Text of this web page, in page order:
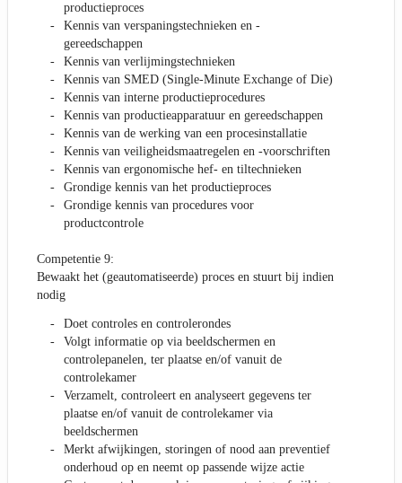
productieproces
Kennis van verspaningstechnieken en -
gereedschappen
Kennis van verlijmingstechnieken
Kennis van SMED (Single-Minute Exchange of Die)
Kennis van interne productieprocedures
Kennis van productieapparatuur en gereedschappen
Kennis van de werking van een procesinstallatie
Kennis van veiligheidsmaatregelen en -voorschriften
Kennis van ergonomische hef- en tiltechnieken
Grondige kennis van het productieproces
Grondige kennis van procedures voor
productcontrole
Competentie 9:
Bewaakt het (geautomatiseerde) proces en stuurt bij indien
nodig
Doet controles en controlerondes
Volgt informatie op via beeldschermen en
controlepanelen, ter plaatse en/of vanuit de
controlekamer
Verzamelt, controleert en analyseert gegevens ter
plaatse en/of vanuit de controlekamer via
beeldschermen
Merkt afwijkingen, storingen of nood aan preventief
onderhoud op en neemt op passende wijze actie